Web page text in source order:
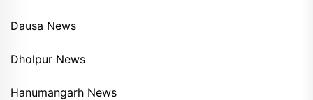
Dausa News
Dholpur News
Hanumangarh News